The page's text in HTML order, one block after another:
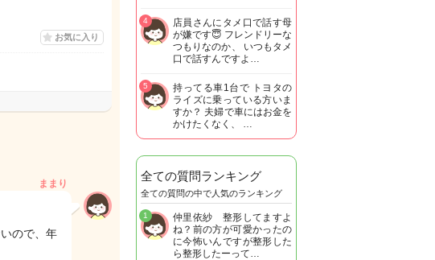
お気に入り
ままり
ので、年
店員さんにタメ口で話す母
が嫌です😇 フレンドリーな
つもりなのか、 いつもタメ
口で話すんですよ…
4
持ってる車1台で トヨタの
ライズに乗っている方いま
すか？ 夫婦で車にはお金を
かけたくなく、 …
5
全ての質問ランキング
全ての質問の中で人気のランキング
仲里依紗 整形してますよ
ね？前の方が可愛かったの
に今怖いんですが整形した
ら整形したーって…
1